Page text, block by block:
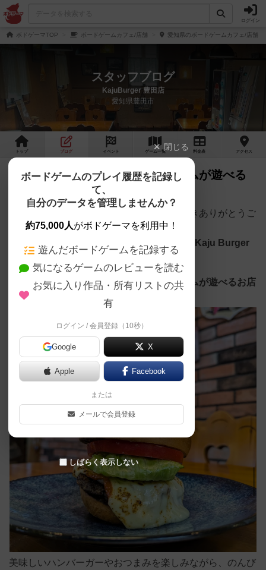
ログイン
ボドゲーマTOP ボードゲームカフェ/店舗 愛知県のボードゲームカフェ/店舗
スタッフブログ
KajuBurger 豊田店
愛知県豊田市
トップ ブログ イベント ゲーム一覧 料金 表 アクセス
自称料理が一番美味いボードゲームが遊べる
こんにちは！当店にご興味を持っていただきありがとうご
ざいます。
上豊田駅徒歩2分にあるハンバーガーのお店
Kaju Burger
豊田店 の店長の水谷です。
当店は、自称料理が一番美味いボードゲームが遊べるお店
です！
美味しいハンバーガーやおつまみを楽しみながら、のんび
閉じる
ボードゲームのプレイ履歴を記録し
て、
自分のデータを管理しませんか？
約75,000人がボドゲーマを利用中！
遊んだボードゲームを記録する
気になるゲームのレビューを読む
お気に入り作品・所有リストの共
有
ログイン / 会員登録（10秒）
Google X
Apple Facebook
または
メールで会員登録
しばらく表示しない